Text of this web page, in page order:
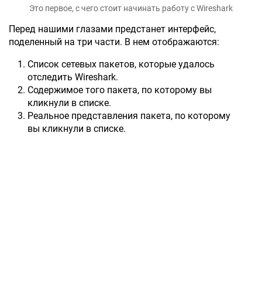
Это первое, с чего стоит начинать работу с Wireshark
Перед нашими глазами предстанет интерфейс,
поделенный на три части. В нем отображаются:
Список сетевых пакетов, которые удалось
отследить Wireshark.
Содержимое того пакета, по которому вы
кликнули в списке.
Реальное представления пакета, по которому
вы кликнули в списке.